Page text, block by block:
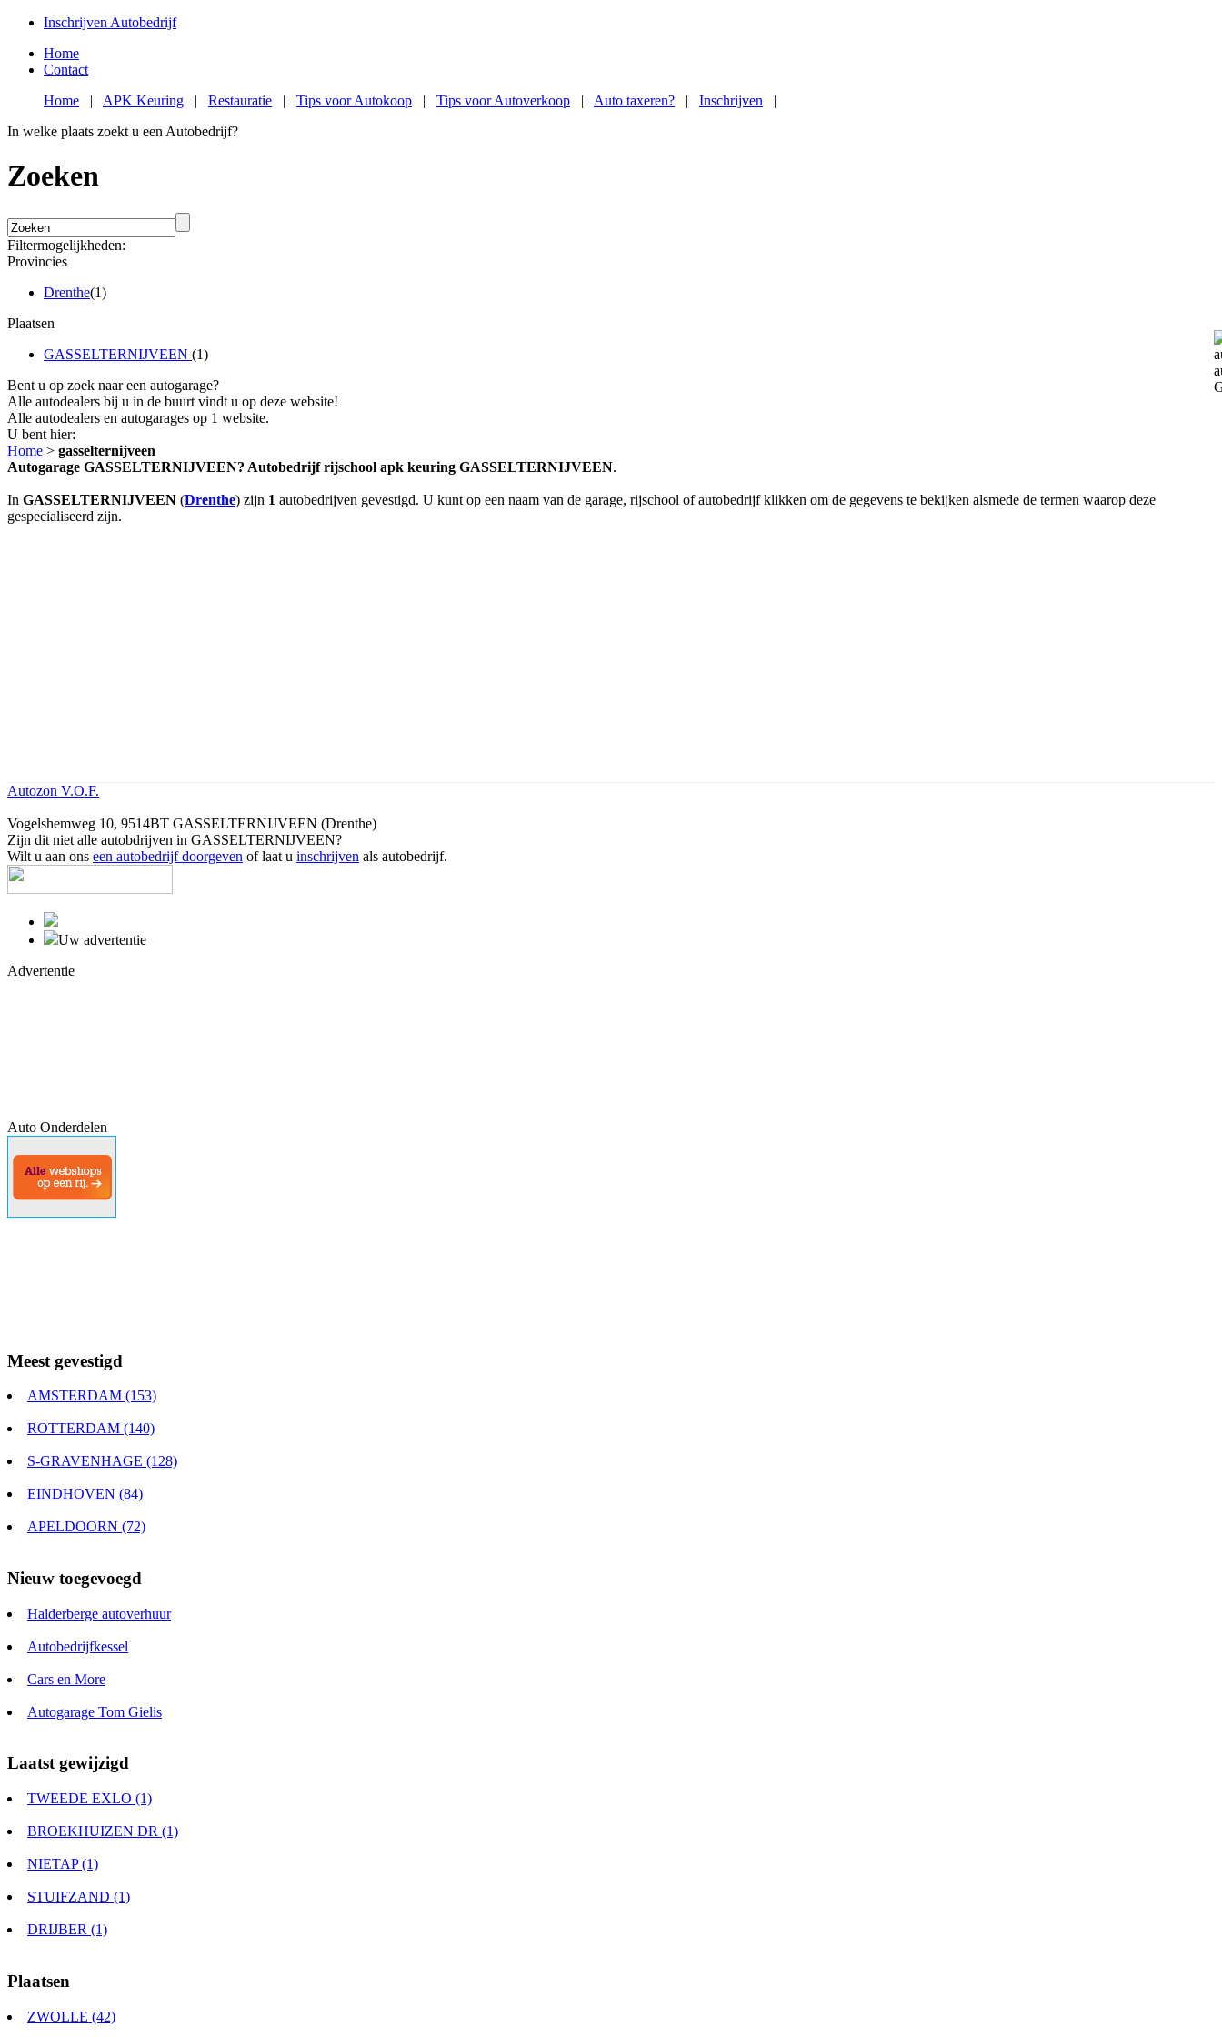
Inschrijven Autobedrijf
Home
Contact
Home | APK Keuring | Restauratie | Tips voor Autokoop | Tips voor Autoverkoop | Auto taxeren? | Inschrijven |
In welke plaats zoekt u een Autobedrijf?
Zoeken
Filtermogelijkheden:
Provincies
Drenthe(1)
Plaatsen
GASSELTERNIJVEEN (1)
Bent u op zoek naar een autogarage?
Alle autodealers bij u in de buurt vindt u op deze website!
Alle autodealers en autogarages op 1 website.
U bent hier:
Home > gasselternijveen
Autogarage GASSELTERNIJVEEN? Autobedrijf rijschool apk keuring GASSELTERNIJVEEN.
In GASSELTERNIJVEEN (Drenthe) zijn 1 autobedrijven gevestigd. U kunt op een naam van de garage, rijschool of autobedrijf klikken om de gegevens te bekijken alsmede de termen waarop deze
gespecialiseerd zijn.
Autozon V.O.F.
Vogelshemweg 10, 9514BT GASSELTERNIJVEEN (Drenthe)
Zijn dit niet alle autobdrijven in GASSELTERNIJVEEN?
Wilt u aan ons een autobedrijf doorgeven of laat u inschrijven als autobedrijf.
Uw advertentie
Advertentie
Auto Onderdelen
Meest gevestigd
AMSTERDAM (153)
ROTTERDAM (140)
S-GRAVENHAGE (128)
EINDHOVEN (84)
APELDOORN (72)
Nieuw toegevoegd
Halderberge autoverhuur
Autobedrijfkessel
Cars en More
Autogarage Tom Gielis
Laatst gewijzigd
TWEEDE EXLO (1)
BROEKHUIZEN DR (1)
NIETAP (1)
STUIFZAND (1)
DRIJBER (1)
Plaatsen
ZWOLLE (42)